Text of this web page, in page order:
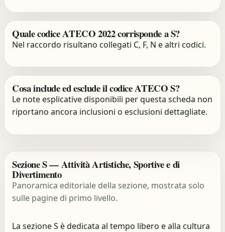
Quale codice ATECO 2022 corrisponde a S?
Nel raccordo risultano collegati C, F, N e altri codici.
Cosa include ed esclude il codice ATECO S?
Le note esplicative disponibili per questa scheda non
riportano ancora inclusioni o esclusioni dettagliate.
Sezione S — Attività Artistiche, Sportive e di
Divertimento
Panoramica editoriale della sezione, mostrata solo
sulle pagine di primo livello.
La sezione S è dedicata al tempo libero e alla cultura